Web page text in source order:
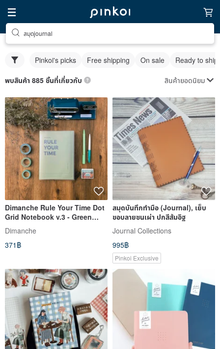
สมุดjournal
Pinkoi's picks Free shipping On sale Ready to ship
พบสินค้า 885 ชิ้นที่เกี่ยวกับ สินค้ายอดนิยม
Dimanche Rule Your Time Dot
Grid Notebook v.3 - Green
Apple
Dimanche
371฿
สมุดบันทึกทำมือ (Journal), เย็บ
ขอบลายชนเผ่า ปกสีส้มอิฐ
Journal Collections
995฿
Pinkoi Exclusive